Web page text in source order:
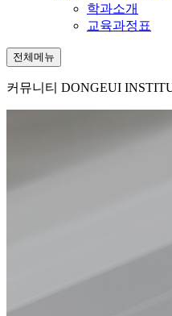
학과소개
교육과정표
전체메뉴
커뮤니티 DONGEUI